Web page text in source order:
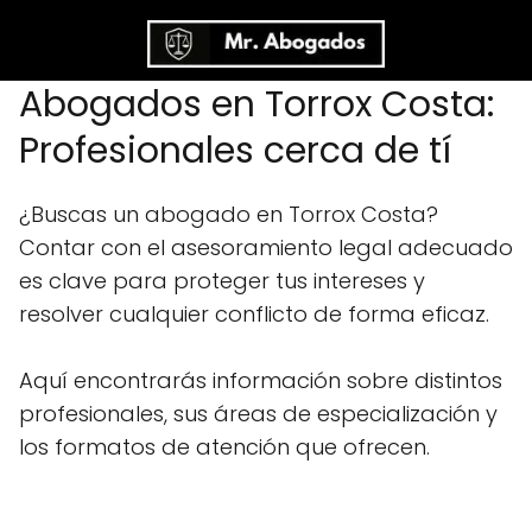
Abogados en Torrox Costa:
Profesionales cerca de tí
¿Buscas un abogado en Torrox Costa?
Contar con el asesoramiento legal adecuado
es clave para proteger tus intereses y
resolver cualquier conflicto de forma eficaz.
Aquí encontrarás información sobre distintos
profesionales, sus áreas de especialización y
los formatos de atención que ofrecen.